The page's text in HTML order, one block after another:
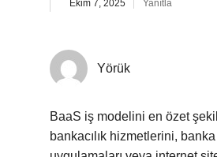
Ekim 7, 2025 Yanıtla
Yörük
BaaS iş modelini en özet
bankacılık hizmetlerini, banka